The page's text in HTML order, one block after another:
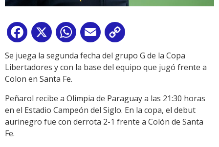
Facebook
X WhatsApp
Email
Link
Se juega la segunda fecha del grupo G de la Copa
Libertadores y con la base del equipo que jugó frente a
Colon en Santa Fe.
Peñarol recibe a Olimpia de Paraguay a las 21:30 horas
en el Estadio Campeón del Siglo. En la copa, el debut
aurinegro fue con derrota 2-1 frente a Colón de Santa
Fe.